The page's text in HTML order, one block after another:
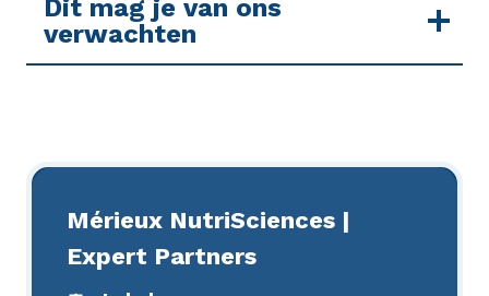
Dit mag je van ons
verwachten
Mérieux NutriSciences |
Expert Partners